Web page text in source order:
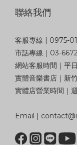
聯絡我們
客服專線 | 0975-
市話專線｜03-
網站客服時間｜平
實體音樂書店｜新
實體店營業時間｜
Email |